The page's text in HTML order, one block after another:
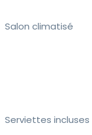
Salon climatisé
Serviettes incluses